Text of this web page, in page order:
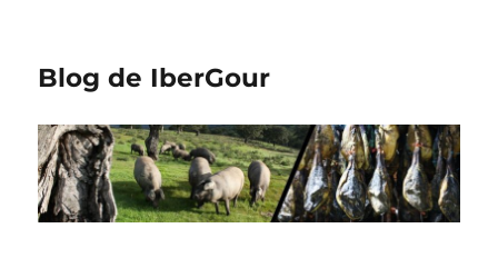
Blog de IberGour